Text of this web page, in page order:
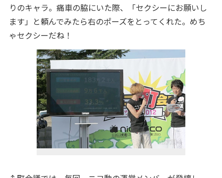
りのキャラ。痛車の脇にいた際、「セクシーにお願いし
ます」と頼んでみたら右のポーズをとってくれた。めち
ゃセクシーだね！